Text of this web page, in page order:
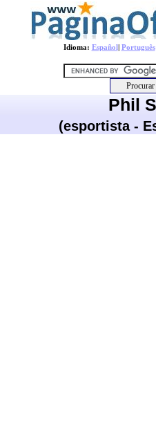
Idioma: Español| Português
Phil
(esportista -